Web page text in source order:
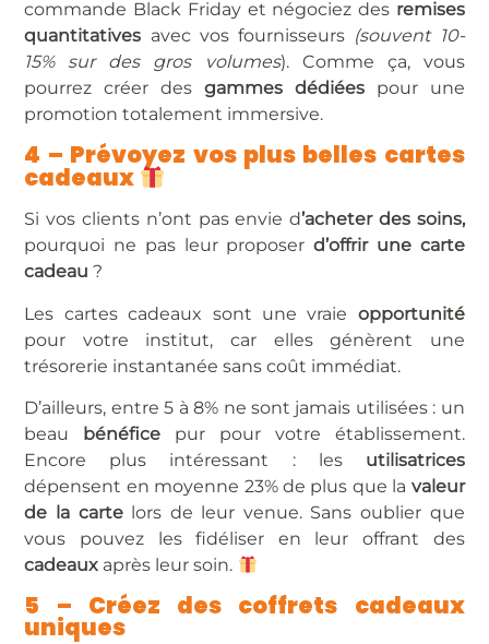
commande Black Friday et négociez des remises
quantitatives avec vos fournisseurs (souvent 10-
15% sur des gros volumes). Comme ça, vous
pourrez créer des gammes dédiées pour une
promotion totalement immersive.
4 – Prévoyez vos plus belles cartes
cadeaux
Si vos clients n’ont pas envie d’acheter des soins,
pourquoi ne pas leur proposerd’offrir une carte
cadeau ?
Les cartes cadeaux sont une vraie opportunité
pour votre institut, car elles génèrent une
trésorerie instantanée sans coût immédiat.
D’ailleurs, entre 5 à 8% ne sont jamais utilisées : un
beau bénéfice pur pour votre établissement.
Encore plus intéressant : les utilisatrices
dépensent en moyenne 23% de plus que la valeur
de la cartelors de leur venue. Sans oublier que
vous pouvez les fidéliser en leur offrant des
cadeaux après leur soin.
5 – Créez des coffrets cadeaux
uniques